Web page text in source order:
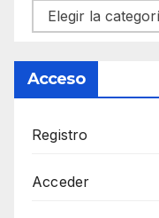
Categorías
Acceso
Registro
Acceder